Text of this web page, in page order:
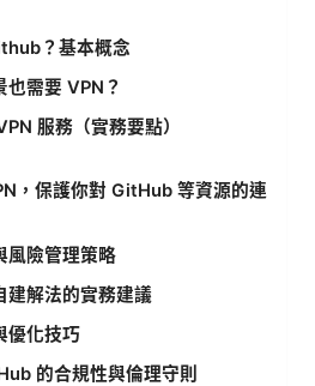
？基本概念
也需要 VPN？
服務（實務要點）
，保護你對 GitHub 等資源的連
風險管理策略
建解法的實務建議
優化技巧
的合規性與倫理守則